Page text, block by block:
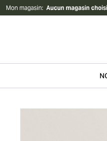
Mon magasin: Aucun magasin